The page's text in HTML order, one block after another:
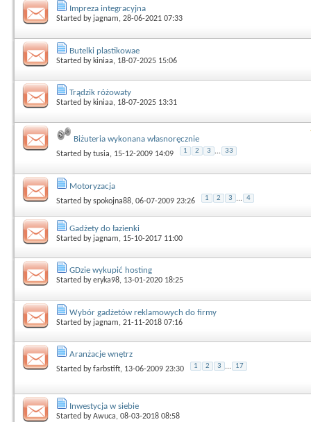
Impreza integracyjna
Started by jagnam, 28-06-2021 07:33
Butelki plastikowae
Started by kiniaa, 18-07-2025 15:06
Trądzik różowaty
Started by kiniaa, 18-07-2025 13:31
Biżuteria wykonana własnoręcznie
Started bytusia, 15-12-2009 14:09 1 2 3 ... 33
Motoryzacja
Started byspokojna88, 06-07-2009 23:26 1 2 3 ... 4
Gadżety do łazienki
Started by jagnam, 15-10-2017 11:00
GDzie wykupić hosting
Started byeryka98, 13-01-2020 18:25
Wybór gadżetów reklamowych do firmy
Started by jagnam, 21-11-2018 07:16
Aranżacje wnętrz
Started byfarbstift, 13-06-2009 23:30 1 2 3 ... 17
Inwestycja w siebie
Started byAwuca, 08-03-2018 08:58